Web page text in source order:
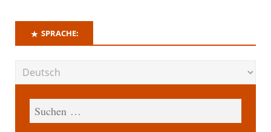
SPRACHE: